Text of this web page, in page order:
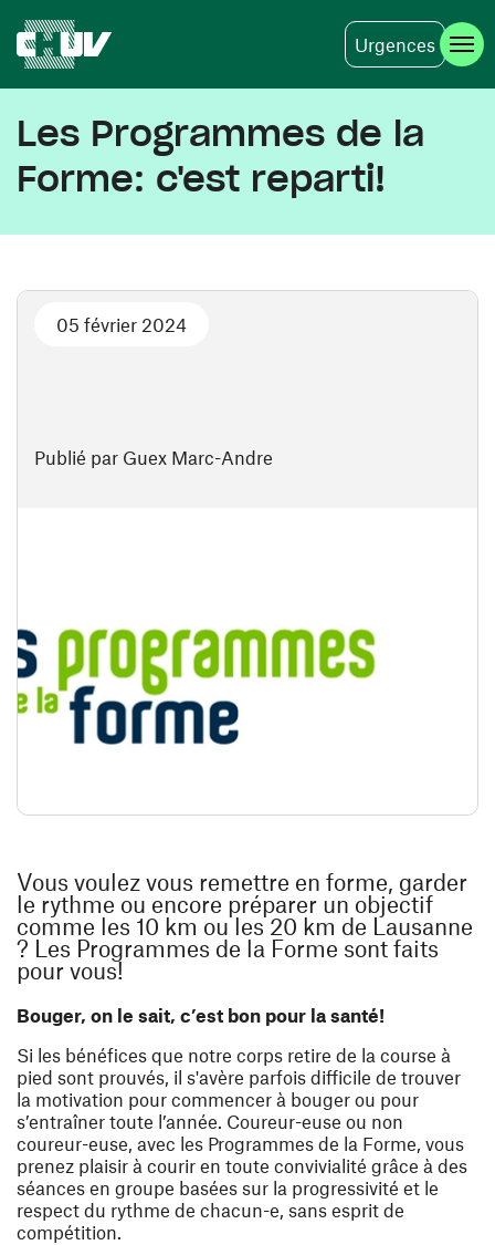
Urgences
Les Programmes de la
Forme: c'est reparti!
Publié par Guex Marc-Andre
05 février 2024
Vous voulez vous remettre en forme, garder
le rythme ou encore préparer un objectif
comme les 10 km ou les 20 km de Lausanne
? Les Programmes de la Forme sont faits
pour vous!
Bouger, on le sait, c’est bon pour la santé!
Si les bénéfices que notre corps retire de la course à
pied sont prouvés, il s'avère parfois difficile de trouver
la motivation pour commencer à bouger ou pour
s’entraîner toute l’année. Coureur-euse ou non
coureur-euse, avec les Programmes de la Forme, vous
prenez plaisir à courir en toute convivialité grâce à des
séances en groupe basées sur la progressivité et le
respect du rythme de chacun-e, sans esprit de
compétition.